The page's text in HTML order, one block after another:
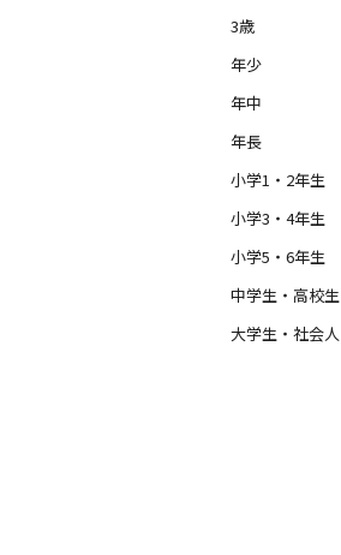
3歳
年少
年中
年長
小学1・2年生
小学3・4年生
小学5・6年生
中学生・高校生
大学生・社会人